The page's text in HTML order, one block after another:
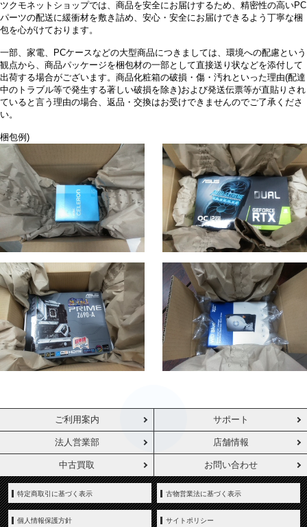
ツクモネットショップでは、商品を安全にお届けするため、精密性の高いPC
パーツの配送に緩衝材を敷き詰め、安心・安全にお届けできるよう丁寧な梱
包を心がけております。
一部、家電、PCケースなどの大型商品につきましては、環境への配慮という
観点から、商品パッケージを梱包材の一部として直接送り状などを添付して
出荷する場合がございます。商品化粧箱の破損・傷・汚れといった理由(配達
中のトラブル等で発生する著しい破損を除き)および発送伝票等が直貼りされ
ていると言う理由の場合、返品・交換はお受けできませんのでご了承くださ
い。
梱包例)
ご利用案内 サポート
法人営業部 店舗情報
中古買取 お問い合わせ
特定商取引に基づく表示 古物営業法に基づく表示
個人情報保護方針 サイトポリシー